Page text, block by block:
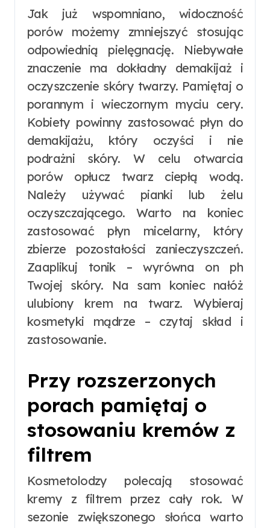
Jak już wspomniano, widoczność
porów możemy zmniejszyć stosując
odpowiednią pielęgnację. Niebywałe
znaczenie ma dokładny demakijaż i
oczyszczenie skóry twarzy. Pamiętaj o
porannym i wieczornym myciu cery.
Kobiety powinny zastosować płyn do
demakijażu, który oczyści i nie
podrażni skóry. W celu otwarcia
porów opłucz twarz ciepłą wodą.
Należy używać pianki lub żelu
oczyszczającego. Warto na koniec
zastosować płyn micelarny, który
zbierze pozostałości zanieczyszczeń.
Zaaplikuj tonik – wyrówna on ph
Twojej skóry. Na sam koniec nałóż
ulubiony krem na twarz. Wybieraj
kosmetyki mądrze – czytaj skład i
zastosowanie.
Przy rozszerzonych
porach pamiętaj o
stosowaniu kremów z
filtrem
Kosmetolodzy polecają stosować
kremy z filtrem przez cały rok. W
sezonie zwiększonego słońca warto